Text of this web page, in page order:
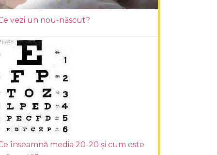
vezi un nou-născut?
înseamnă media 20-20 și cum este